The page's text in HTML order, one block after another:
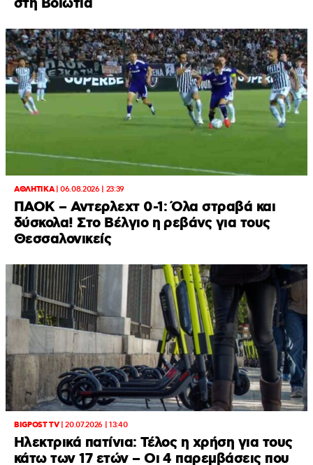
στη Βοιωτία
ΑΘΛΗΤΙΚΑ|06.08.2026 | 23:39
ΠΑΟΚ – Αντερλεχτ 0-1: Όλα στραβά και
δύσκολα! Στο Βέλγιο η ρεβάνς για τους
Θεσσαλονικείς
BIGPOST TV|20.07.2026 | 13:40
Ηλεκτρικά πατίνια: Τέλος η χρήση για τους
κάτω των 17 ετών – Οι 4 παρεμβάσεις που